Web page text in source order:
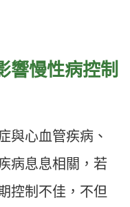
響慢性病控制
與心血管疾病、
病息息相關，若
控制不佳，不但